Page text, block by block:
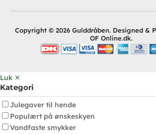
Copyright © 2026 Gulddråben. Designed &
OF Online.dk.
Luk ✕
Kategori
Julegaver til hende
Populært på ønskeskyen
Vandfaste smykker